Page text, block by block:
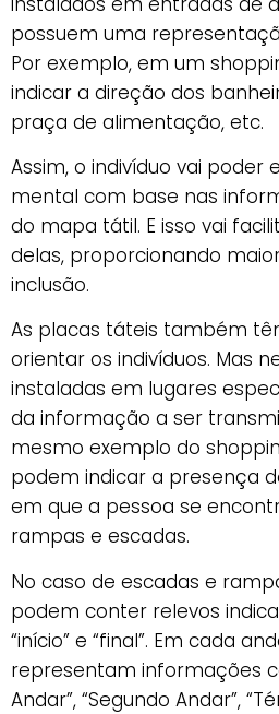
possuem uma
Por exemplo, em um
indicar a direção dos
praça de alimentação, etc.
Assim, o indivíduo vai
mental com base nas
do mapa tátil. E isso vai
delas, proporcionando
inclusão.
As placas táteis também
orientar os indivíduos. Mas
instaladas em lugares
da informação a ser
mesmo exemplo do
podem indicar a presença
em que a pessoa se
rampas e escadas.
No caso de escadas e
podem conter relevos
“início” e “final”. Em cada
representam informações
Andar”, “Segundo Andar”,